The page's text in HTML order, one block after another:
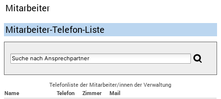
Mitarbeiter
Mitarbeiter-Telefon-Liste
Telefonliste der Mitarbeiter/innen der Verwaltung
Name
Telefon Zimmer
Mail